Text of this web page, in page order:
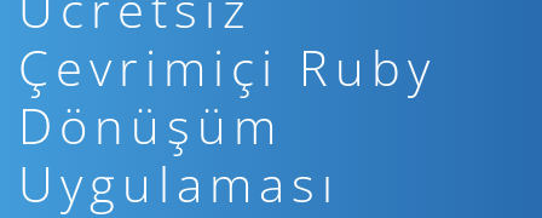
Çevrimiçi Ruby
Dönüşüm
Uygulaması